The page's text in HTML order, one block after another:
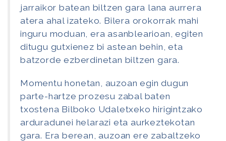
jarraikor batean biltzen gara lana aurrera
atera ahal izateko. Bilera orokorrak mahi
inguru moduan, era asanblearioan, egiten
ditugu gutxienez bi astean behin, eta
batzorde ezberdinetan biltzen gara.
Momentu honetan, auzoan egin dugun
parte-hartze prozesu zabal baten
txostena Bilboko Udaletxeko hirigintzako
arduradunei helarazi eta aurkeztekotan
gara. Era berean, auzoan ere zabaltzeko